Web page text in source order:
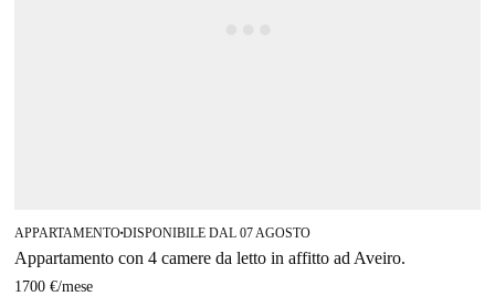
APPARTAMENTO■DISPONIBILE DAL 07 AGOSTO
Appartamento con 4 camere da letto in affitto ad Aveiro.
1700 €/mese